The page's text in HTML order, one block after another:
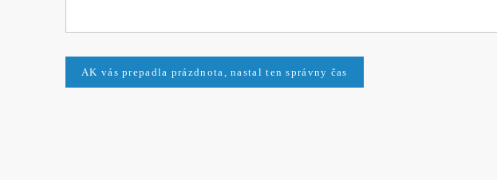
Navigace
AK vás prepadla prázdnota, nastal ten správny čas